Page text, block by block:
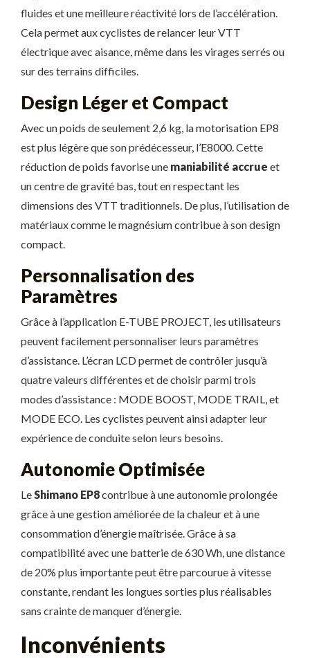
fluides et une meilleure réactivité lors de l’accélération.
Cela permet aux cyclistes de relancer leur VTT
électrique avec aisance, même dans les virages serrés ou
sur des terrains difficiles.
Design Léger et Compact
Avec un poids de seulement 2,6 kg, la motorisation EP8
est plus légère que son prédécesseur, l’E8000. Cette
réduction de poids favorise une maniabilité accrue et
un centre de gravité bas, tout en respectant les
dimensions des VTT traditionnels. De plus, l’utilisation de
matériaux comme le magnésium contribue à son design
compact.
Personnalisation des
Paramètres
Grâce à l’application E-TUBE PROJECT, les utilisateurs
peuvent facilement personnaliser leurs paramètres
d’assistance. L’écran LCD permet de contrôler jusqu’à
quatre valeurs différentes et de choisir parmi trois
modes d’assistance : MODE BOOST, MODE TRAIL, et
MODE ECO. Les cyclistes peuvent ainsi adapter leur
expérience de conduite selon leurs besoins.
Autonomie Optimisée
Le Shimano EP8contribue à une autonomie prolongée
grâce à une gestion améliorée de la chaleur et à une
consommation d’énergie maîtrisée. Grâce à sa
compatibilité avec une batterie de 630 Wh, une distance
de 20% plus importante peut être parcourue à vitesse
constante, rendant les longues sorties plus réalisables
sans crainte de manquer d’énergie.
Inconvénients